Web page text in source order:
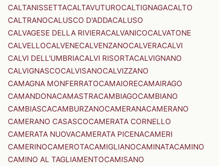
CALTANISSETTACALTAVUTUROCALTIGNAGACALTO
CALTRANOCALUSCO D'ADDACALUSO
CALVAGESE DELLA RIVIERACALVANICOCALVATONE
CALVELLOCALVENECALVENZANOCALVERACALVI
CALVI DELL'UMBRIACALVI RISORTACALVIGNANO
CALVIGNASCOCALVISANOCALVIZZANO
CAMAGNA MONFERRATOCAMAIORECAMAIRAGO
CAMANDONACAMASTRACAMBIAGOCAMBIANO
CAMBIASCACAMBURZANOCAMERANACAMERANO
CAMERANO CASASCOCAMERATA CORNELLO
CAMERATA NUOVACAMERATA PICENACAMERI
CAMERINOCAMEROTACAMIGLIANOCAMINATACAMINO
CAMINO AL TAGLIAMENTOCAMISANO